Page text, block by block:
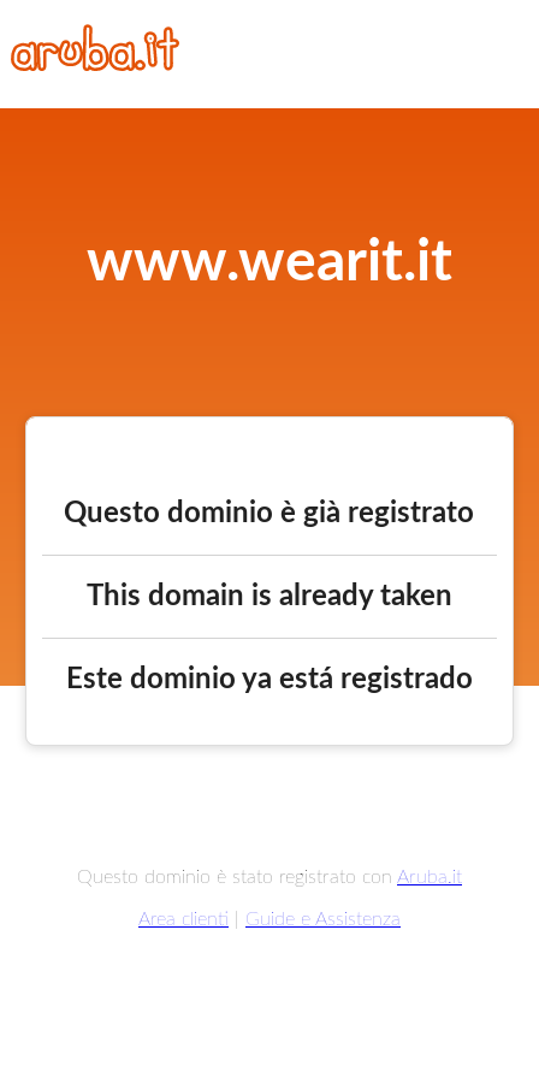
www.wearit.it
Questo dominio è già registrato
This domain is already taken
Este dominio ya está registrado
Questo dominio è stato registrato con Aruba.it
Area clienti Guide e Assistenza